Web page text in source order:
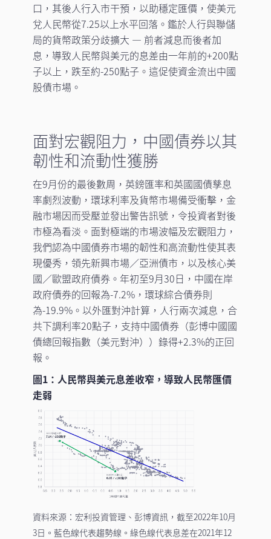
口，其後人行入市干預，以助穩定匯價，使美元
兌人民幣從7.25以上水平回落。鑑於人行與聯儲
局的貨幣政策分歧擴大 — 前者減息而後者加
息，導致人民幣與美元的息差由一年前的+200點
子以上，跌至約-250點子。這促使資金流出中國
股債市場。
面對宏觀阻力，中國債券以其
韌性和流動性獲勝
在9月份的最後數周，英鎊匯率和英國國債孳息
率劇烈波動，環球利率及貨幣市場備受衝擊，金
融市場因而受壓並發出警告訊號，令投資者對後
市極為看淡。面對極端的市場波幅及宏觀阻力，
我們認為中國債券市場的韌性和高流動性使其表
現優秀，領先新興市場／亞洲債市，以及核心美
國／歐盟政府債券。年初至9月30日，中國在岸
政府債券的回報為-7.2%，環球綜合債券則
為-19.9%。以外匯對沖計算，人行兩次減息，合
共下調利率20點子，支持中國債券（彭博中國國
債總回報指數（美元對沖））錄得+2.3%的正回
報。
圖1：人民幣與美元息差收窄，導致人民幣匯價
走弱
資料來源：宏利投資管理、彭博資訊，截至2022年10月
3日。藍色線代表趨勢線。綠色線代表息差在2021年12